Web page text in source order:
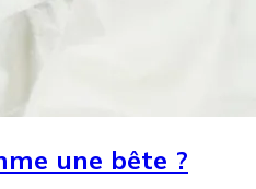
une bête ?